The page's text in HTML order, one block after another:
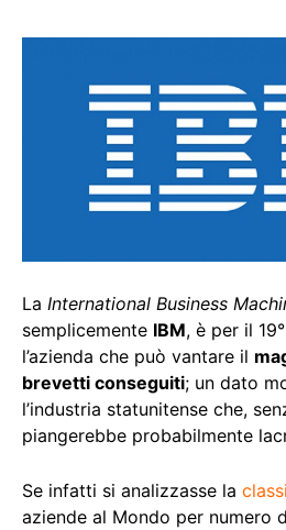
La International Business
semplicemente IBM, è per il
l’azienda che può vantare il
brevetti conseguiti; un dato
l’industria statunitense che,
piangerebbe probabilmente
Se infatti si analizzasse la
aziende al Mondo per numero